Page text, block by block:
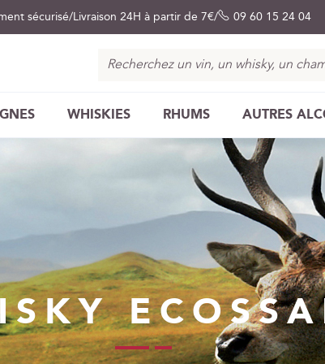
sécurisé Livraison 24H à partir de 7€ 09 60 15 24 04
WHISKIES RHUMS AUTRES